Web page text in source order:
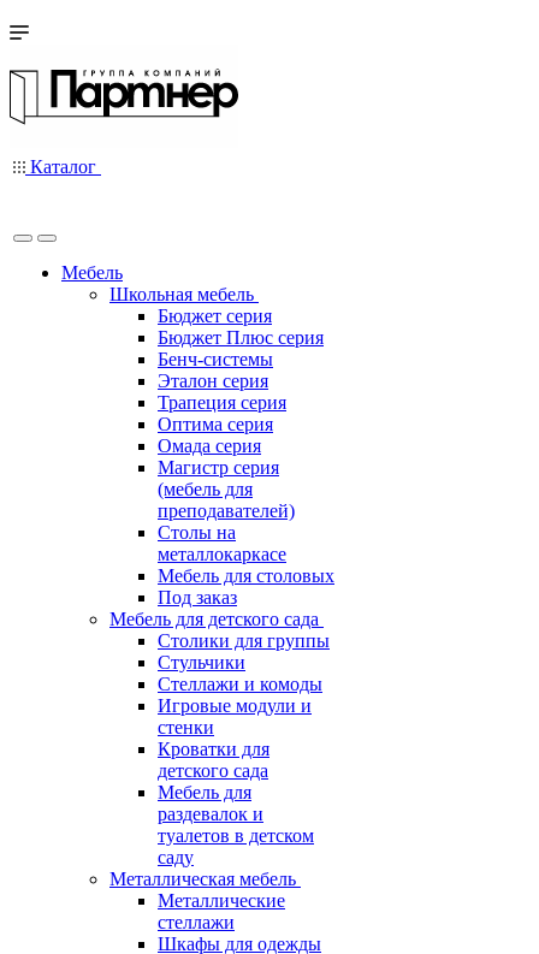
Каталог
Мебель
Школьная мебель
Бюджет серия
Бюджет Плюс серия
Бенч-системы
Эталон серия
Трапеция серия
Оптима серия
Омада серия
Магистр серия
(мебель для
преподавателей)
Столы на
металлокаркасе
Мебель для столовых
Под заказ
Мебель для детского сада
Столики для группы
Стульчики
Стеллажи и комоды
Игровые модули и
стенки
Кроватки для
детского сада
Мебель для
раздевалок и
туалетов в детском
саду
Металлическая мебель
Металлические
стеллажи
Шкафы для одежды